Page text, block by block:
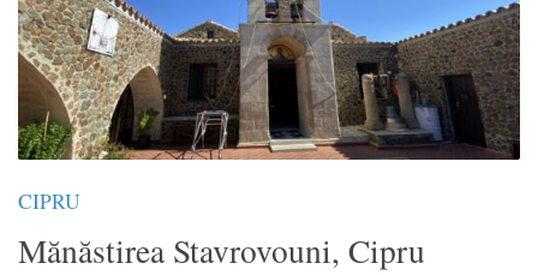
CIPRU
Mănăstirea Stavrovouni, Cipru